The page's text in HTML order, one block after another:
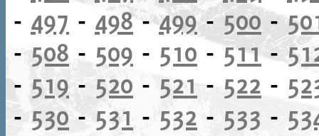
- 497 - 498-499-500-
-508 - 509 - 510 -511-
- 519 -520 - 521- 522 -
- 530-531 - 532 - 533 -